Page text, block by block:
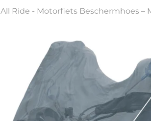
All Ride - Motorfiets Beschermhoes –